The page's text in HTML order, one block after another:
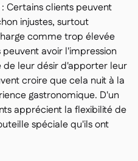
: Certains clients peuvent
injustes, surtout
comme trop élevée
avoir l'impression
leur désir d'apporter leur
croire que cela nuit à la
gastronomique. D'un
apprécient la flexibilité de
spéciale qu'ils ont